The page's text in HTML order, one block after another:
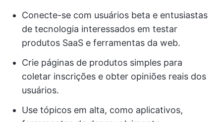
Conecte-se com usuários beta e entusiastas
de tecnologia interessados em testar
produtos SaaS e ferramentas da web.
Crie páginas de produtos simples para
coletar inscrições e obter opiniões reais dos
usuários.
Use tópicos em alta, como aplicativos,